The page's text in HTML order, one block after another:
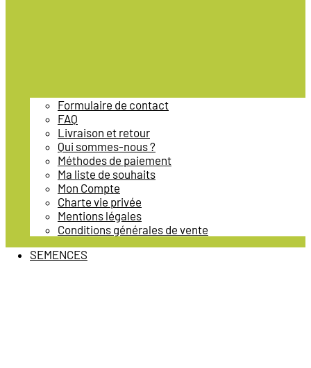
Formulaire de contact
FAQ
Livraison et retour
Qui sommes-nous ?
Méthodes de paiement
Ma liste de souhaits
Mon Compte
Charte vie privée
Mentions légales
Conditions générales de vente
SEMENCES